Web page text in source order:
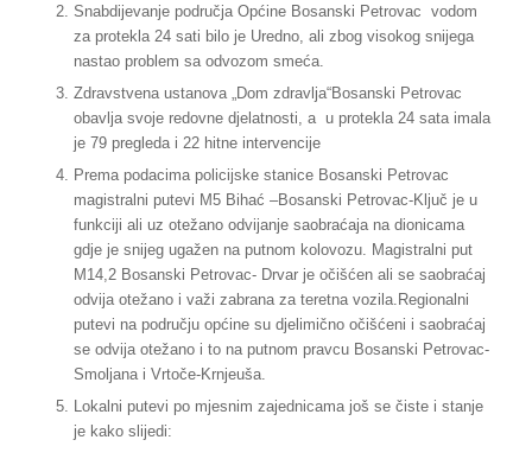
Snabdijevanje područja Općine Bosanski Petrovac vodom
za protekla 24 sati bilo je Uredno, ali zbog visokog snijega
nastao problem sa odvozom smeća.
Zdravstvena ustanova „Dom zdravlja“Bosanski Petrovac
obavlja svoje redovne djelatnosti, a u protekla 24 sata imala
je 79 pregleda i 22 hitne intervencije
Prema podacima policijske stanice Bosanski Petrovac
magistralni putevi M5 Bihać –Bosanski Petrovac-Ključ je u
funkciji ali uz otežano odvijanje saobraćaja na dionicama
gdje je snijeg ugažen na putnom kolovozu. Magistralni put
M14,2 Bosanski Petrovac- Drvar je očišćen ali se saobraćaj
odvija otežano i važi zabrana za teretna vozila.Regionalni
putevi na području općine su djelimično očišćeni i saobraćaj
se odvija otežano i to na putnom pravcu Bosanski Petrovac-
Smoljana i Vrtoče-Krnjeuša.
Lokalni putevi po mjesnim zajednicama još se čiste i stanje
je kako slijedi: